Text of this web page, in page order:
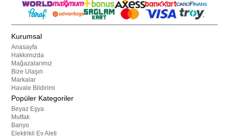
Kurumsal
Anasayfa
Hakkımızda
Mağazalarımız
Bize Ulaşın
Markalar
Havale Bildirimi
Popüler Kategoriler
Beyaz Eşya
Mutfak
Banyo
Elektrikli Ev Aleti